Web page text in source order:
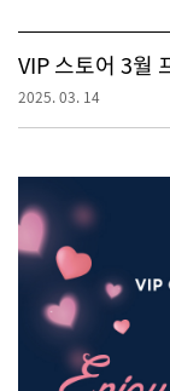
VIP 스토어 3월
2025. 03. 14